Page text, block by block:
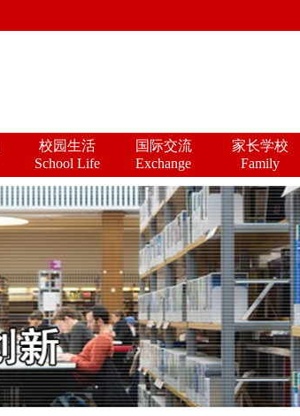
校园生活
School Life
国际交流
Exchange
家长学校
Family